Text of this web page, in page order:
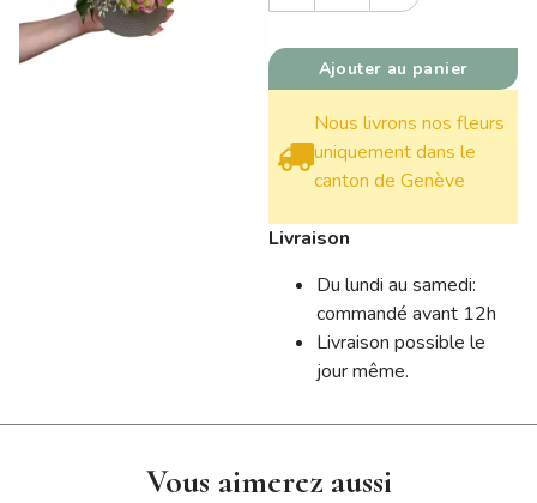
Ajouter au panier
Nous livrons nos fleurs
uniquement dans le
canton de Genève
Livraison
Du lundi au samedi:
commandé avant 12h
Livraison possible le
jour même.
Vous aimerez aussi